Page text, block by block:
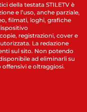
della testata STILETV è
e l’uso, anche parziale,
filmati, loghi, grafiche
registrazioni, cover e
La redazione
sul sito. Non potendo
ad eliminarli su
offensivi e oltraggiosi.